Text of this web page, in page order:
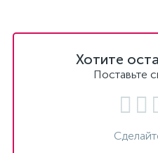
Хотите
Поставьте